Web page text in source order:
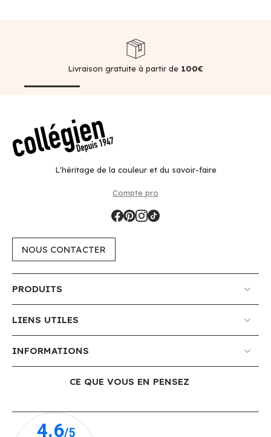
Livraison gratuite à partir de 100€
L'héritage de la couleur et du savoir-faire
Compte pro
NOUS CONTACTER
PRODUITS
LIENS UTILES
INFORMATIONS
CE QUE VOUS EN PENSEZ